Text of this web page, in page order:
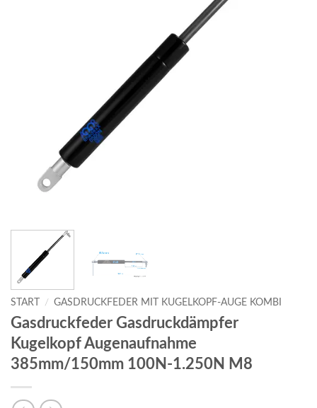
START / GASDRUCKFEDER MIT KUGELKOPF-AUGE KOMBI
Gasdruckfeder Gasdruckdämpfer
Kugelkopf Augenaufnahme
385mm/150mm 100N-1.250N M8